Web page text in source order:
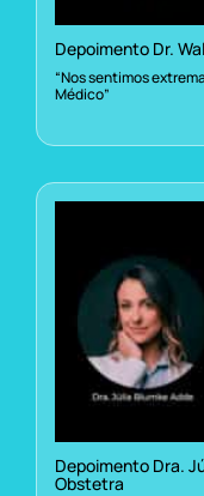
Depoimento Dr.
“Nos sentimos
Médico”
Depoimento Dra.
Obstetra